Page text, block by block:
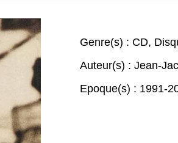
Genre(s) : CD,
Auteur(s) : Jean-
Epoque(s) : 1991-